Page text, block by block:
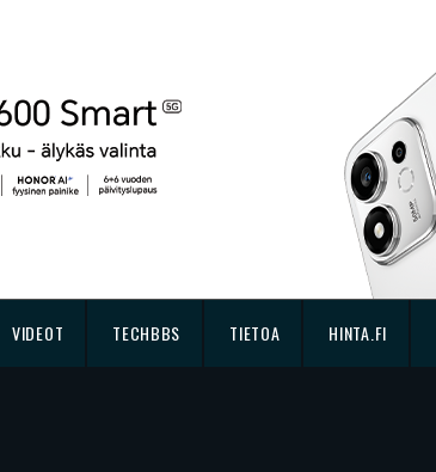
VIDEOT TECHBBS TIETOA HINTA.FI